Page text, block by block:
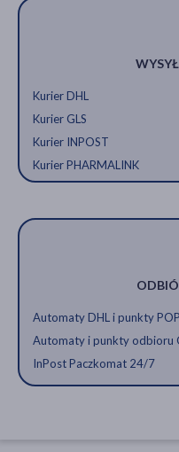
Kurier DHL
Kurier GLS
Kurier INPOST
Kurier PHARMALINK
Automaty DHL i punkty POP
Automaty i punkty odbioru
InPost Paczkomat 24/7